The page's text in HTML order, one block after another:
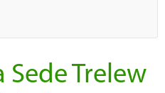
Sede Trelew